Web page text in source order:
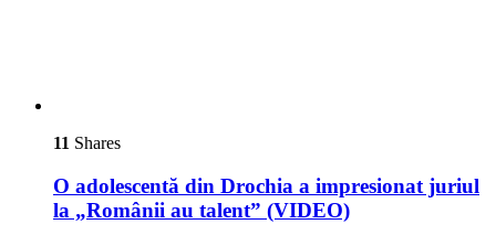
11 Shares
O adolescentă din Drochia a impresionat juriul
la „Românii au talent” (VIDEO)